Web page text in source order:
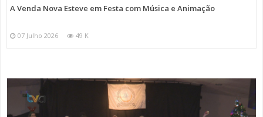
A Venda Nova Esteve em Festa com Música e Animação
07 Julho 2026 49 K